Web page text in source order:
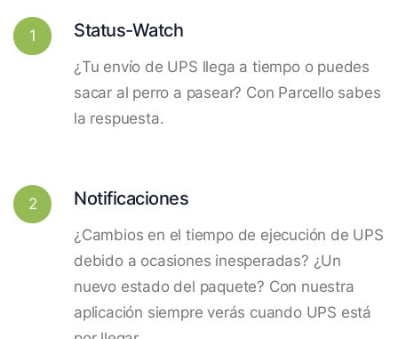
1 Status-Watch
¿Tu envío de UPS llega a tiempo o puedes
sacar al perro a pasear? Con Parcello sabes
la respuesta.
2 Notificaciones
¿Cambios en el tiempo de ejecución de UPS
debido a ocasiones inesperadas? ¿Un
nuevo estado del paquete? Con nuestra
aplicación siempre verás cuando UPS está